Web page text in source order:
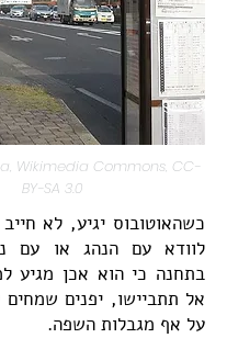
Wikimedia Commons, CC-
BY-SA 3.0
כשהאוטובוס יגיע, לא
לוודא עם הנהג או עם
בתחנה כי הוא אכן מגיע
אל תתביישו, יפנים שמחים
על אף מגבלות השפה.